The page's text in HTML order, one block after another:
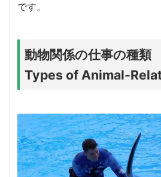
です。
動物関係の仕事の種類
Types of Animal-